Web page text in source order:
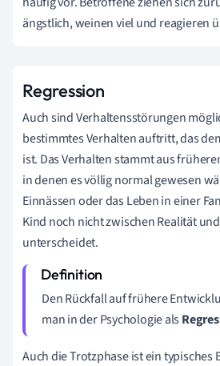
ängstlich, weinen viel und reagieren
Regression
Auch sind Verhaltensstörungen
bestimmtes Verhalten auftritt, das
ist. Das Verhalten stammt aus
in denen es völlig normal gewesen
Einnässen oder das Leben in einer
Kind noch nicht zwischen Realität
unterscheidet.
Den Rückfall auf frühere
man in der Psychologie als
Auch die Trotzphase ist ein typisches